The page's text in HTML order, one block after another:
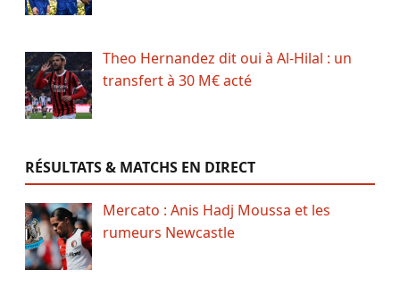
Theo Hernandez dit oui à Al-Hilal : un
transfert à 30 M€ acté
RÉSULTATS & MATCHS EN DIRECT
Mercato : Anis Hadj Moussa et les
rumeurs Newcastle